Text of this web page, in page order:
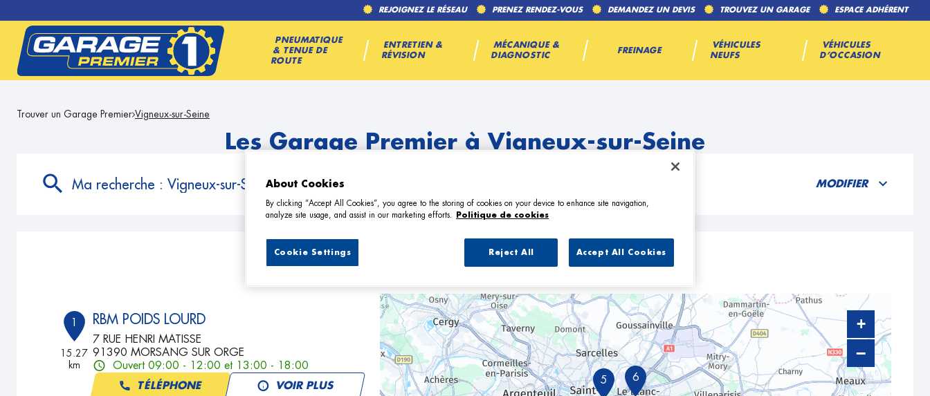
REJOIGNEZ LE RÉSEAU PRENEZ RENDEZ-VOUS DEMANDEZ UN DEVIS TROUVEZ UN GARAGE ESPACE ADHÉRENT
PNEUMATIQUE
& TENUE DE
ROUTE
ENTRETIEN &
RÉVISION
MÉCANIQUE &
DIAGNOSTIC
FREINAGE
VÉHICULES
NEUFS
VÉHICULES
D’OCCASION
Trouver un Garage Premier Vigneux-sur-Seine
Les Garage Premier à Vigneux-sur-Seine
Ma recherche : Vigneux-sur-Seine MODIFIER
7 Garage Premier à Vigneux-sur-Seine
1
15.27
km
RBM POIDS LOURD
7 RUE HENRI MATISSE
91390 MORSANG SUR ORGE
Ouvert 09:00 - 12:00 et 13:00 - 18:00
TÉLÉPHONE VOIR PLUS
6
5
+
−
About Cookies
By clicking “Accept All Cookies”, you agree to the storing of cookies on your device to enhance site navigation,
analyze site usage, and assist in our marketing efforts.
Politique de cookies
Reject All Accept All Cookies
Cookie Settings